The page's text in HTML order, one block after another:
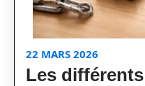
22 MARS 2026
Les